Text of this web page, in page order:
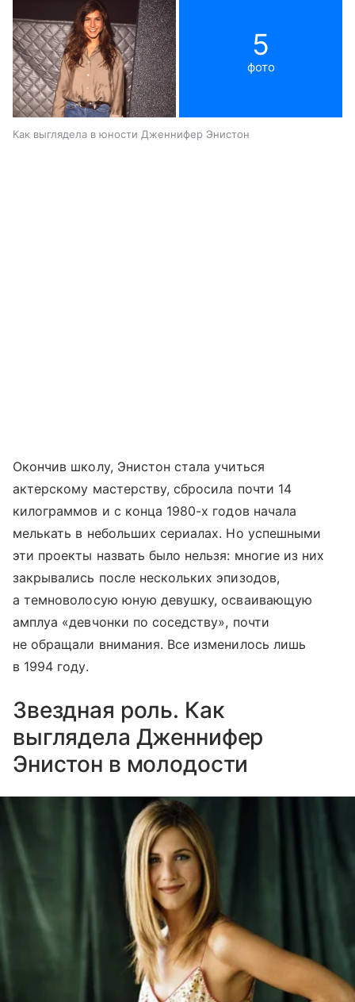
5
фото
Как выглядела в юности Дженнифер Энистон
Окончив школу, Энистон стала учиться
актерскому мастерству, сбросила почти 14
килограммов и с конца 1980-х годов начала
мелькать в небольших сериалах. Но успешными
эти проекты назвать было нельзя: многие из них
закрывались после нескольких эпизодов,
а темноволосую юную девушку, осваивающую
амплуа «девчонки по соседству», почти
не обращали внимания. Все изменилось лишь
в 1994 году.
Звездная роль. Как
выглядела Дженнифер
Энистон в молодости